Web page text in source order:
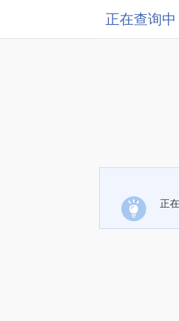
正在查询中
正